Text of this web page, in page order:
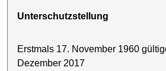
Unterschutzstellung
Erstmals 17. November 1960
Dezember 2017